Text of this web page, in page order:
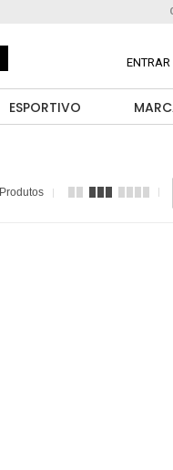
ENTRAR
ESPORTIVO
Produtos